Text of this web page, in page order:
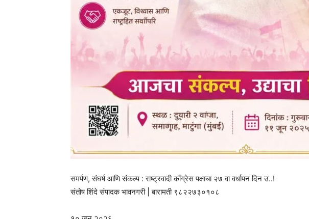
समर्पण, संघर्ष आणि संकल्प : राष्ट्रवादी काँग्रेस पक्षाचा २७ वा वर्धापन दिन उ..!
संतोष शिंदे संपादक भावनगरी | बारामती ९८२२७३०१०८